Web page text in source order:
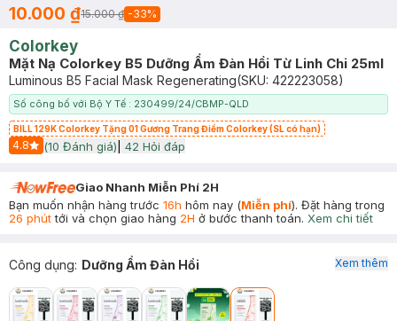
10.000 ₫15.000 ₫ -33%
Colorkey
Mặt Nạ Colorkey B5 Dưỡng Ẩm Đàn Hồi Từ Linh Chi 25ml
Luminous B5 Facial Mask Regenerating(SKU: 422223058)
Số công bố với Bộ Y Tế : 230499/24/CBMP-QLD
BILL 129K Colorkey Tặng 01 Gương Trang Điểm Colorkey (SL có hạn)
4.8
Start Icon
(10 Đánh giá) 42 Hỏi đáp
Giao Nhanh Miễn Phí 2H
Bạn muốn nhận hàng trước 16h hôm nay (Miễn phí). Đặt hàng trong
26 phúttới và chọn giao hàng 2H ở bước thanh toán. Xem chi tiết
Công dụng: Dưỡng Ẩm Đàn Hồi Xem thêm